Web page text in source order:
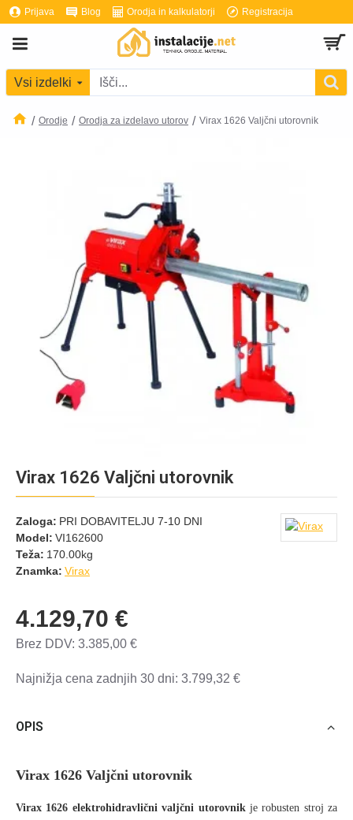
Prijava Blog Orodja in kalkulatorji Registracija
Vsi izdelki
Orodje Orodja za izdelavo utorov Virax 1626 Valjčni utorovnik
Virax 1626 Valjčni utorovnik
Zaloga: PRI DOBAVITELJU 7-10 DNI
Model: VI162600
Teža: 170.00kg
Znamka: Virax
4.129,70 €
Brez DDV: 3.385,00 €
Najnižja cena zadnjih 30 dni: 3.799,32 €
OPIS
Virax 1626 Valjčni utorovnik
Virax 1626 elektrohidravlični valjčni utorovnik je robusten stroj za